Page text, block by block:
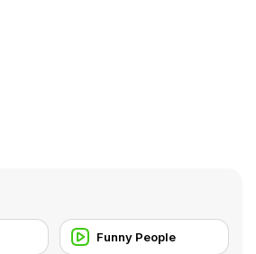
Funny People